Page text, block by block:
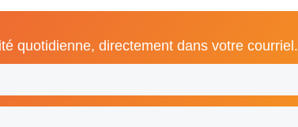
quotidienne, directement dans votre courriel.